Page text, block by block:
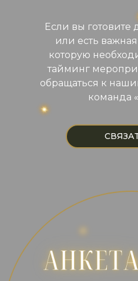
Если вы готовите
или есть
которую
тайминг
обращаться к
команда